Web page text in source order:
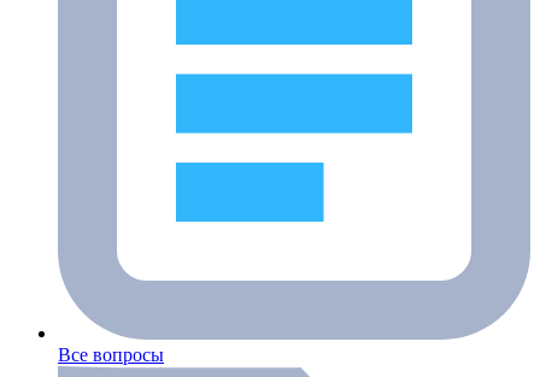
Все вопросы